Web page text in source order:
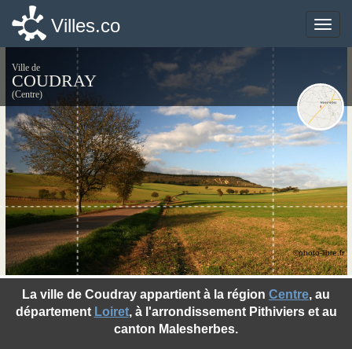
Toggle
Villes.co
Ville de
COUDRAY
(Centre)
La ville de Coudray appartient à la région Centre, au
département Loiret, à l'arrondissement Pithiviers et au
canton Malesherbes.
©photo-libre.fr
Toggle
Villes.co